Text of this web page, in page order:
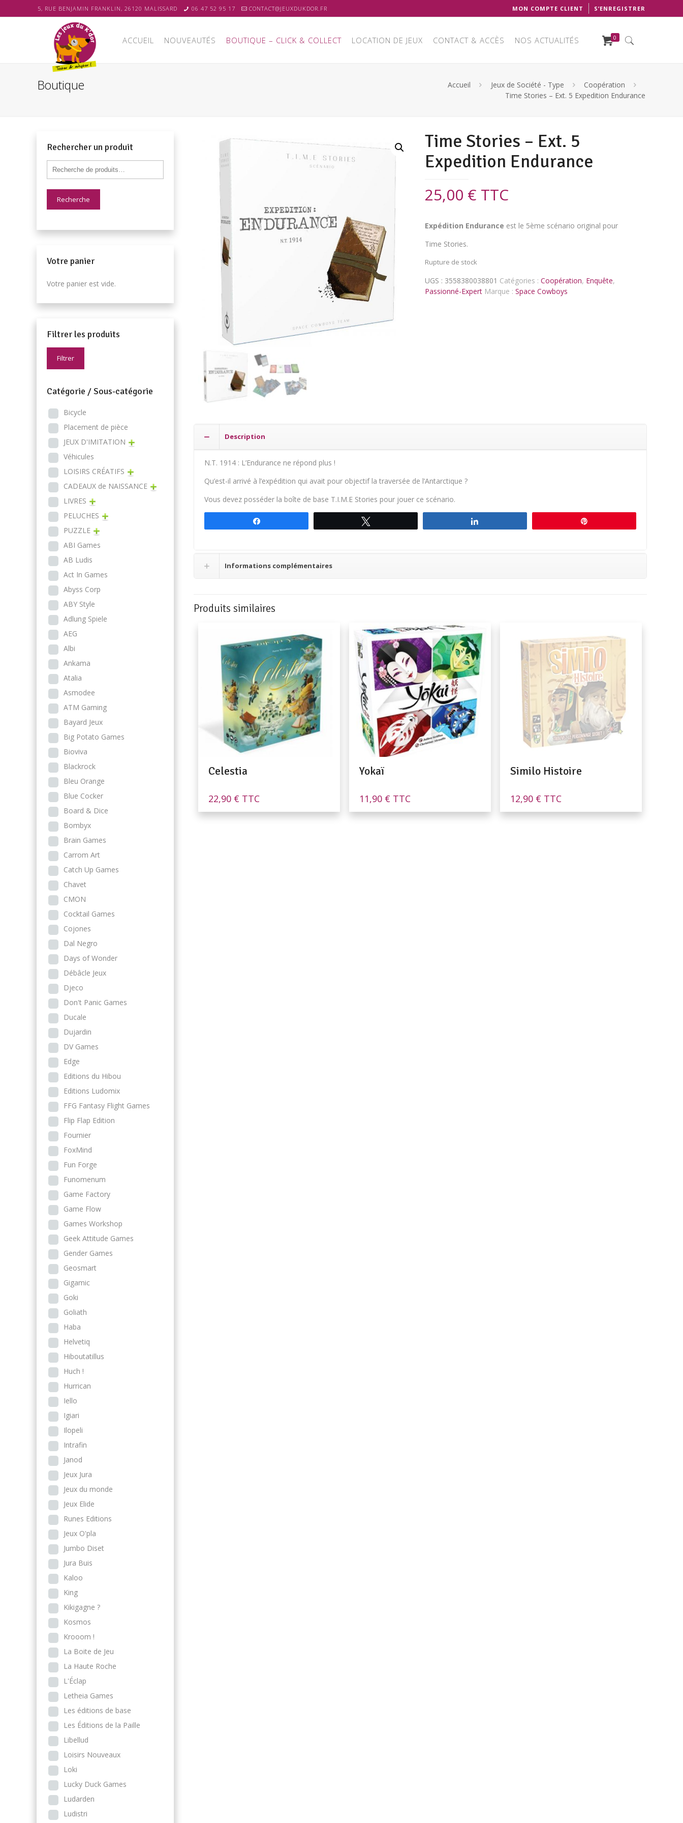
5, RUE BENJAMIN FRANKLIN, 26120 MALISSARD 06 47 52 95 17 CONTACT@JEUXDUKDOR.FR MON COMPTE CLIENT S’ENREGISTRER
ACCUEIL NOUVEAUTÉS BOUTIQUE – CLICK & COLLECT LOCATION DE JEUX CONTACT & ACCÈS NOS ACTUALITÉS 0
Boutique Accueil Jeux de Société - Type
Coopération
Time Stories – Ext. 5 Expedition Endurance
Time Stories – Ext. 5
Expedition Endurance
25,00 € TTC
Expédition Endurance est le 5ème scénario original pour
Time Stories.
Rupture de stock
UGS : 3558380038801 Catégories : Coopération, Enquête,
Passionné-Expert Marque : Space Cowboys
Description
N.T. 1914 : L’Endurance ne répond plus !
Qu’est-il arrivé à l’expédition qui avait pour objectif la traversée de l’Antarctique ?
Vous devez posséder la boîte de base T.I.M.E Stories pour jouer ce scénario.
Informations complémentaires
Produits similaires
Celestia
22,90 € TTC
Yokaï
11,90 € TTC
Similo Histoire
12,90 € TTC
Rechercher un produit
Recherche
Votre panier
Votre panier est vide.
Filtrer les produits
Filtrer
Catégorie / Sous-catégorie
Bicycle
Placement de pièce
JEUX D'IMITATION
Véhicules
LOISIRS CRÉATIFS
CADEAUX de NAISSANCE
LIVRES
PELUCHES
PUZZLE
ABI Games
AB Ludis
Act In Games
Abyss Corp
ABY Style
Adlung Spiele
AEG
Albi
Ankama
Atalia
Asmodee
ATM Gaming
Bayard Jeux
Big Potato Games
Bioviva
Blackrock
Bleu Orange
Blue Cocker
Board & Dice
Bombyx
Brain Games
Carrom Art
Catch Up Games
Chavet
CMON
Cocktail Games
Cojones
Dal Negro
Days of Wonder
Débâcle Jeux
Djeco
Don't Panic Games
Ducale
Dujardin
DV Games
Edge
Editions du Hibou
Editions Ludomix
FFG Fantasy Flight Games
Flip Flap Edition
Fournier
FoxMind
Fun Forge
Funomenum
Game Factory
Game Flow
Games Workshop
Geek Attitude Games
Gender Games
Geosmart
Gigamic
Goki
Goliath
Haba
Helvetiq
Hiboutatillus
Huch !
Hurrican
Iello
Igiari
Ilopeli
Intrafin
Janod
Jeux Jura
Jeux du monde
Jeux Elide
Runes Editions
Jeux O'pla
Jumbo Diset
Jura Buis
Kaloo
King
Kikigagne ?
Kosmos
Krooom !
La Boite de Jeu
La Haute Roche
L'Éclap
Letheia Games
Les éditions de base
Les Éditions de la Paille
Libellud
Loisirs Nouveaux
Loki
Lucky Duck Games
Ludarden
Ludistri